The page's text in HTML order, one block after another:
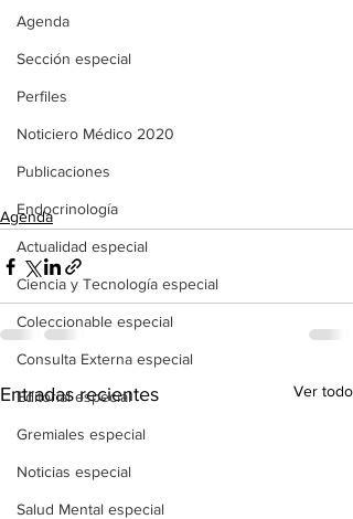
Agenda
Sección especial
Perfiles
Noticiero Médico 2020
Publicaciones
Endocrinología
Actualidad especial
Ciencia y Tecnología especial
Coleccionable especial
Consulta Externa especial
Editorial especial
Gremiales especial
Noticias especial
Salud Mental especial
Agenda
Entradas recientes Ver todo